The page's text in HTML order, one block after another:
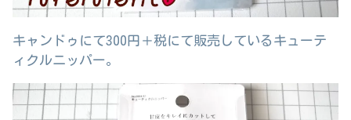
キャンドゥにて300円＋税にて販売しているキューテ
ィクルニッパー。